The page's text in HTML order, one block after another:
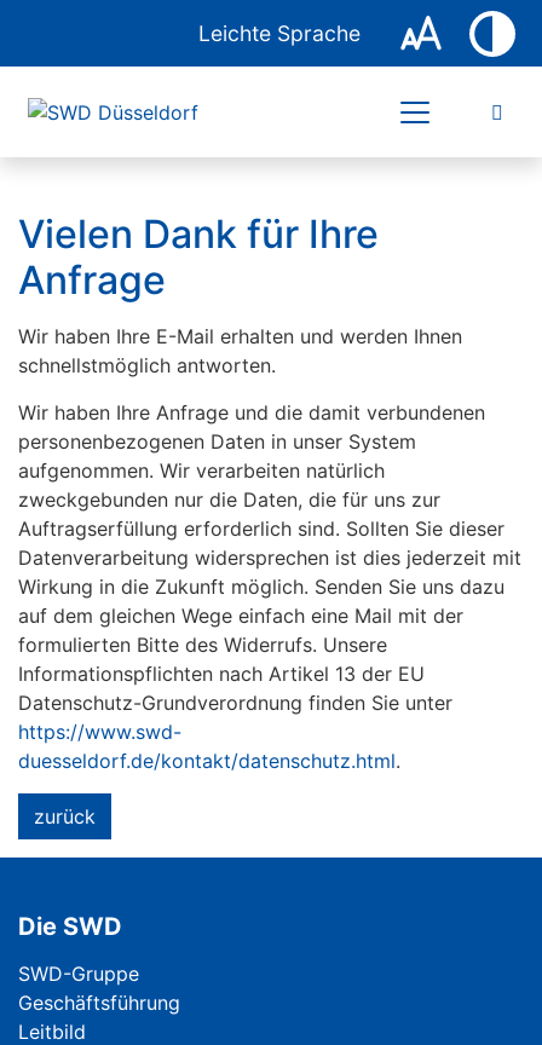
Leichte Sprache
Vielen Dank für Ihre
Anfrage
Wir haben Ihre E-Mail erhalten und werden Ihnen
schnellstmöglich antworten.
Wir haben Ihre Anfrage und die damit verbundenen
personenbezogenen Daten in unser System
aufgenommen. Wir verarbeiten natürlich
zweckgebunden nur die Daten, die für uns zur
Auftragserfüllung erforderlich sind. Sollten Sie dieser
Datenverarbeitung widersprechen ist dies jederzeit mit
Wirkung in die Zukunft möglich. Senden Sie uns dazu
auf dem gleichen Wege einfach eine Mail mit der
formulierten Bitte des Widerrufs. Unsere
Informationspflichten nach Artikel 13 der EU
Datenschutz-Grundverordnung finden Sie unter
https://www.swd-
duesseldorf.de/kontakt/datenschutz.html.
zurück
Die SWD
Navigation überspringen
SWD-Gruppe
Geschäftsführung
Leitbild